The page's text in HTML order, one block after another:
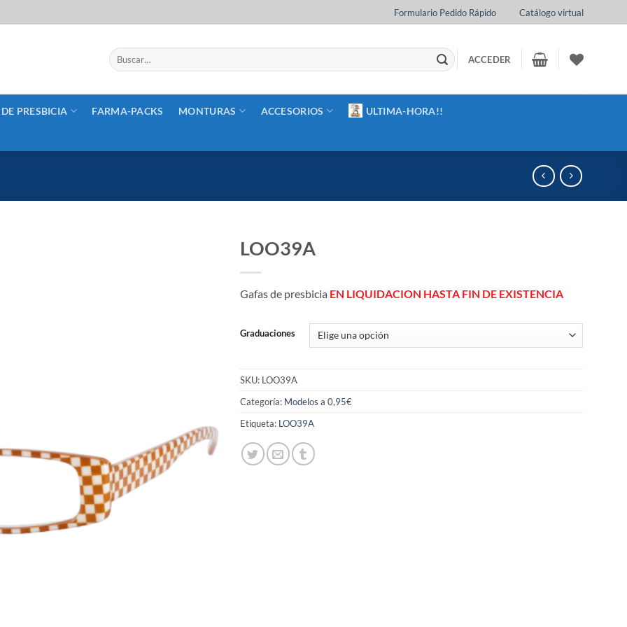
Formulario Pedido Rápido Catálogo virtual
Buscar
por:
ACCEDER
PRESBICIA FARMA-PACKS MONTURAS ACCESORIOS ULTIMA-HORA!!
LOO39A
Gafas de presbicia EN LIQUIDACION HASTA FIN DE EXISTENCIA
Graduaciones
SKU: LOO39A
Categoría: Modelos a 0,95€
Etiqueta: LOO39A